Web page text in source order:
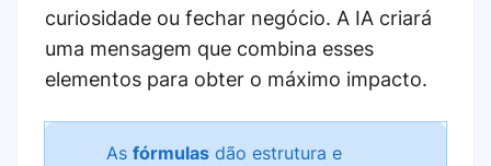
curiosidade ou fechar negócio. A IA criará
uma mensagem que combina esses
elementos para obter o máximo impacto.
As fórmulas dão estrutura e